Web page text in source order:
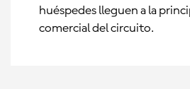
huéspedes lleguen a la
comercial del circuito.